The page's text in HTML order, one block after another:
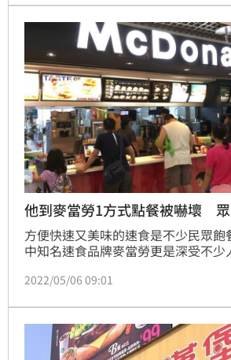
他到麥當勞1方式點餐被嚇壞
方便快速又美味的速食是不少民眾飽
中知名速食品牌麥當勞更是深受不少
帳金額出爐卻讓他驚呆，直呼「害我
2022/05/06 09:01